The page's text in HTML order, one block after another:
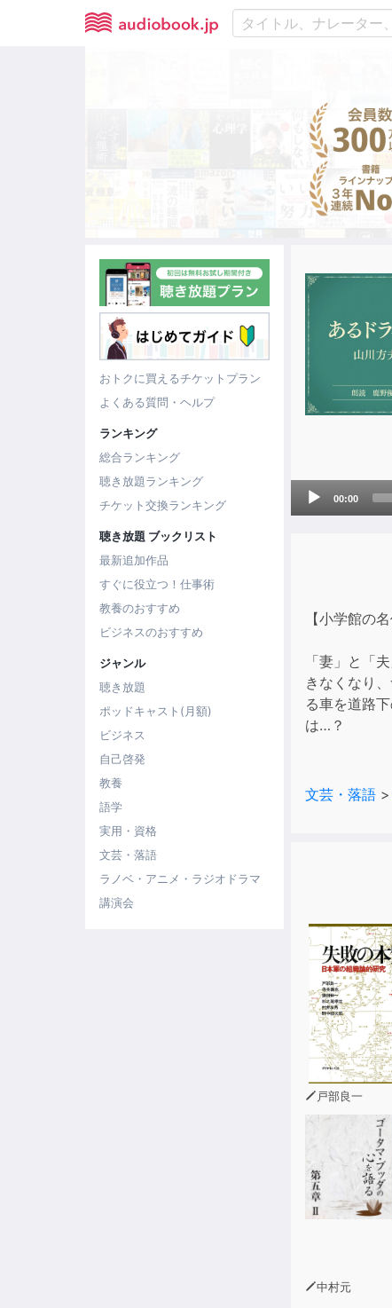
おトクに買えるチケットプラン
よくある質問・ヘルプ
ランキング
総合ランキング
聴き放題ランキング
チケット交換ランキング
聴き放題 ブックリスト
最新追加作品
すぐに役立つ！仕事術
教養のおすすめ
ビジネスのおすすめ
ジャンル
聴き放題
ポッドキャスト(月額)
ビジネス
自己啓発
教養
語学
実用・資格
文芸・落語
ラノベ・アニメ・ラジオドラマ
講演会
Audio
00:00
【小学館の
「妻」と「
きなくなり
る車を道路
は…？
文芸・落語 >
戸部良一
中村元